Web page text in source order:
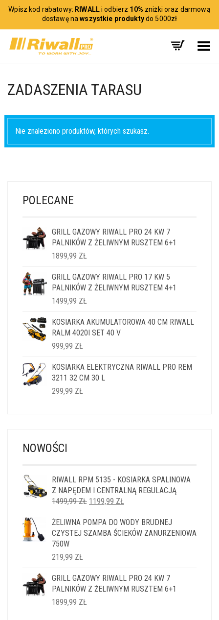
Wpisz kod rabatowy: RIWALLi odbierz 10% zniżki oraz darmową
dostawę nawszystkie produktydo 5000zł
Toggle Menu
ZADASZENIA TARASU
Nie znaleziono produktów, których szukasz.
POLECANE
GRILL GAZOWY RIWALL PRO 24 KW 7
PALNIKÓW Z ŻELIWNYM RUSZTEM 6+1
1899,99 ZŁ
GRILL GAZOWY RIWALL PRO 17 KW 5
PALNIKÓW Z ŻELIWNYM RUSZTEM 4+1
1499,99 ZŁ
KOSIARKA AKUMULATOROWA 40 CM RIWALL
RALM 4020I SET 40 V
999,99 ZŁ
KOSIARKA ELEKTRYCZNA RIWALL PRO REM
3211 32 CM 30 L
299,99 ZŁ
NOWOŚCI
RIWALL RPM 5135 - KOSIARKA SPALINOWA
Z NAPĘDEM I CENTRALNĄ REGULACJĄ
1499,99ZŁ PIERWOTNA
WYNOSIŁA:
1499,99 ZŁ.
1199,99 ZŁ
WYNOSI:
1199,99 ZŁ.
ŻELIWNA POMPA DO WODY BRUDNEJ
CZYSTEJ SZAMBA ŚCIEKÓW ZANURZENIOWA
750W
219,99 ZŁ
GRILL GAZOWY RIWALL PRO 24 KW 7
PALNIKÓW Z ŻELIWNYM RUSZTEM 6+1
1899,99 ZŁ